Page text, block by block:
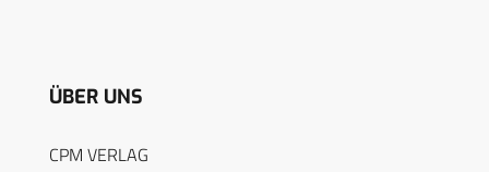
ÜBER UNS
CPM VERLAG